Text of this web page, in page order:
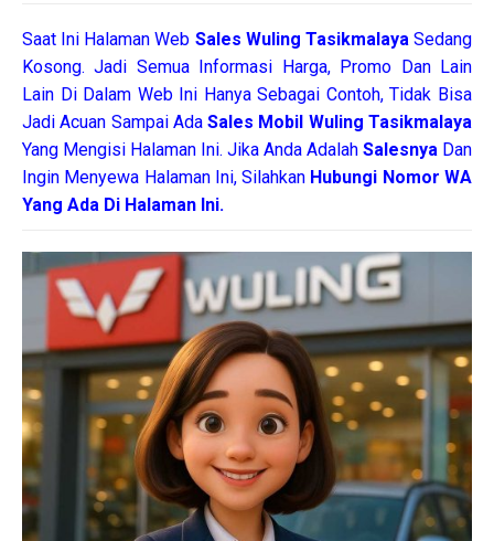
Saat Ini Halaman Web Sales Wuling TasikmalayaSedang
Kosong. Jadi Semua Informasi Harga, Promo Dan Lain
Lain Di Dalam Web Ini Hanya Sebagai Contoh, Tidak Bisa
Jadi Acuan Sampai AdaSales Mobil Wuling Tasikmalaya
Yang Mengisi Halaman Ini. Jika Anda Adalah Salesnya Dan
Ingin Menyewa Halaman Ini, Silahkan Hubungi Nomor WA
Yang Ada Di Halaman Ini.